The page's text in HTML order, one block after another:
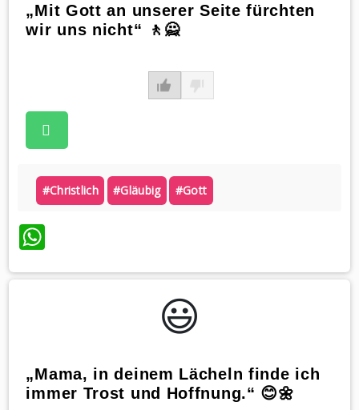
„Mit Gott an unserer Seite fürchten
wir uns nicht“ 🚶🙅
#christlich #gläubig #gott
WhatsApp
😃️
„Mama, in deinem Lächeln finde ich
immer Trost und Hoffnung.“ 😊🌼